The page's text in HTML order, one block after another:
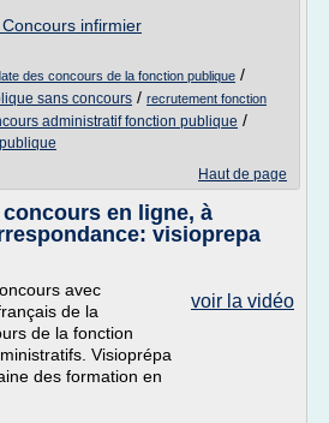
infirmier
des concours de la fonction publique /
sans concours / recrutement fonction
administratif fonction publique /
Haut de page
en ligne, à
visioprepa
voir la vidéo
avec
de la
de la fonction
Visioprépa
des formation en